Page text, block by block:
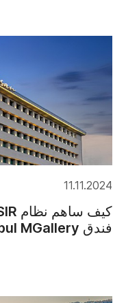
11.11.2024
فندق Artisan Istanbul MGallery بتركيا؟